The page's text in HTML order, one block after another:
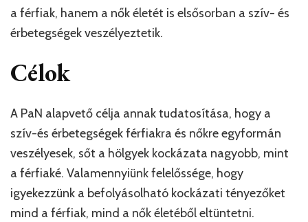
a férfiak, hanem a nők életét is elsősorban a szív- és
érbetegségek veszélyeztetik.
Célok
A PaN alapvető célja annak tudatosítása, hogy a
szív-és érbetegségek férfiakra és nőkre egyformán
veszélyesek, sőt a hölgyek kockázata nagyobb, mint
a férfiaké. Valamennyiünk felelőssége, hogy
igyekezzünk a befolyásolható kockázati tényezőket
mind a férfiak, mind a nők életéből eltüntetni.